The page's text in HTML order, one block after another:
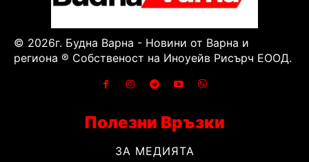
© 2026г. Будна Варна - Новини от Варна и
региона ® Собственост на Иноуейв Рисърч ЕООД.
Полезни Връзки
ЗА МЕДИЯТА